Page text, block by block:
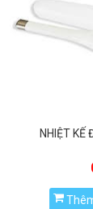
NHIỆT KẾ